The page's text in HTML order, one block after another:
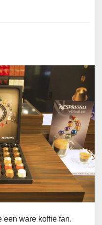
een ware koffie fan.